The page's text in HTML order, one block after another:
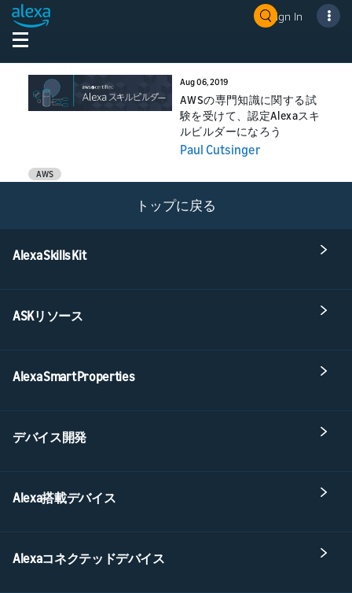
Sign In
Aug 06, 2019
AWSの専門知識に関する試
験を受けて、認定Alexaスキ
ルビルダーになろう
Paul Cutsinger
AWS
トップに戻る
Alexa Skills Kit
ASKリソース
Alexa Smart Properties
デバイス開発
Alexa搭載デバイス
Alexaコネクテッドデバイス